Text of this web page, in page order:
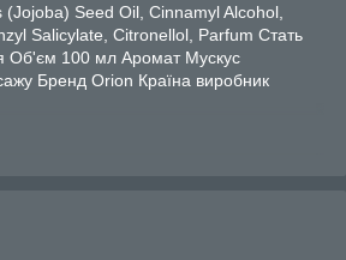
Seed Oil, Cinnamyl Alcohol,
Salicylate, Citronellol, Parfum Стать
Об'єм 100 мл Аромат Мускус
Бренд Orion Країна виробник